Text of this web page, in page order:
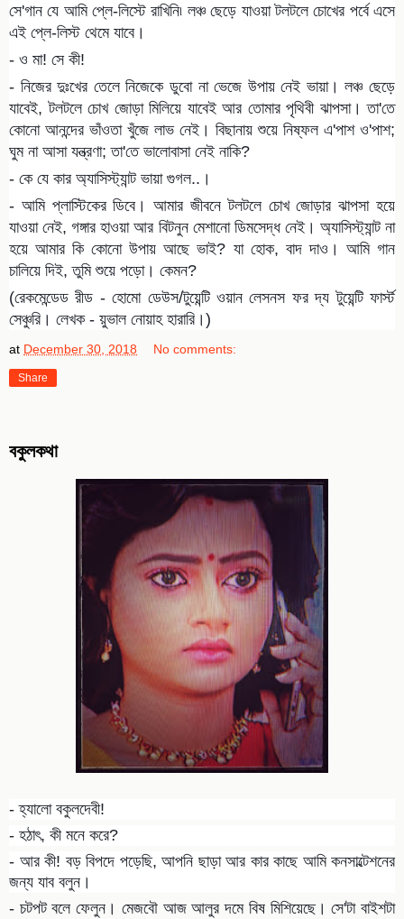
সে'গান যে আমি প্লে-লিস্টে রাখিনি৷ লঞ্চ ছেড়ে যাওয়া টলটলে চোখের পর্বে এসে
এই প্লে-লিস্ট থেমে যাবে।
- ও মা! সে কী!
- নিজের দুঃখের তেলে নিজেকে ডুবো না ভেজে উপায় নেই ভায়া। লঞ্চ ছেড়ে
যাবেই, টলটলে চোখ জোড়া মিলিয়ে যাবেই আর তোমার পৃথিবী ঝাপসা। তা'তে
কোনো আনন্দের ভাঁওতা খুঁজে লাভ নেই। বিছানায় শুয়ে নিষ্ফল এ'পাশ ও'পাশ;
ঘুম না আসা যন্ত্রণা; তা'তে ভালোবাসা নেই নাকি?
- কে যে কার অ্যাসিস্ট্যান্ট ভায়া গুগল..।
- আমি প্লাস্টিকের ডিবে। আমার জীবনে টলটলে চোখ জোড়ার ঝাপসা হয়ে
যাওয়া নেই, গঙ্গার হাওয়া আর বিটনুন মেশানো ডিমসেদ্ধ নেই। অ্যাসিস্ট্যান্ট না
হয়ে আমার কি কোনো উপায় আছে ভাই? যা হোক, বাদ দাও। আমি গান
চালিয়ে দিই, তুমি শুয়ে পড়ো। কেমন?
(রেকমেন্ডেড রীড - হোমো ডেউস/টুয়েন্টি ওয়ান লেসনস ফর দ্য টুয়েন্টি ফার্স্ট
সেঞ্চুরি। লেখক - য়ুভাল নোয়াহ হারারি।)
at December 30, 2018 No comments:
Share
বকুলকথা
- হ্যালো বকুলদেবী!
- হঠাৎ, কী মনে করে?
- আর কী! বড় বিপদে পড়েছি, আপনি ছাড়া আর কার কাছে আমি কনসাল্টেশনের
জন্য যাব বলুন।
- চটপট বলে ফেলুন। মেজবৌ আজ আলুর দমে বিষ মিশিয়েছে। সে'টা বাইশটা